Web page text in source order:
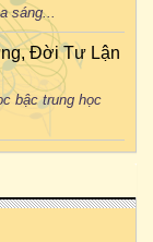
sáng...
Đời Tư Lận
bậc trung học